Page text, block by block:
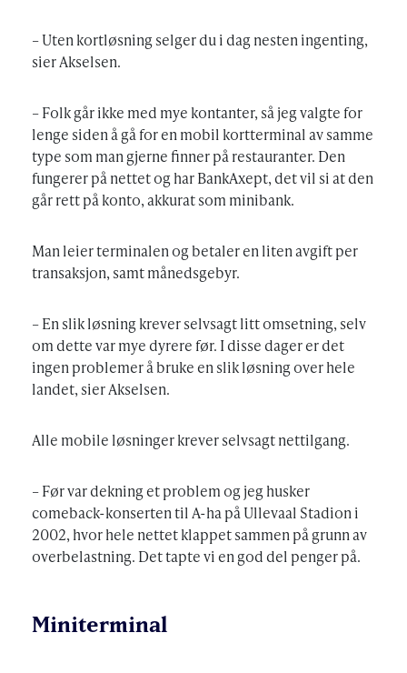
– Uten kortløsning selger du i dag nesten ingenting,
sier Akselsen.
– Folk går ikke med mye kontanter, så jeg valgte for
lenge siden å gå for en mobil kortterminal av samme
type som man gjerne finner på restauranter. Den
fungerer på nettet og har BankAxept, det vil si at den
går rett på konto, akkurat som minibank.
Man leier terminalen og betaler en liten avgift per
transaksjon, samt månedsgebyr.
– En slik løsning krever selvsagt litt omsetning, selv
om dette var mye dyrere før. I disse dager er det
ingen problemer å bruke en slik løsning over hele
landet, sier Akselsen.
Alle mobile løsninger krever selvsagt nettilgang.
– Før var dekning et problem og jeg husker
comeback-konserten til A-ha på Ullevaal Stadion i
2002, hvor hele nettet klappet sammen på grunn av
overbelastning. Det tapte vi en god del penger på.
Miniterminal